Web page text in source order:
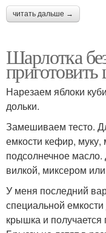
читать дальше →
Шарлотка
Нарезаем яблоки
дольки.
Замешиваем тесто.
емкости кефир, муку,
подсолнечное
вилкой, миксером
У меня последний
специальной
крышка и получается